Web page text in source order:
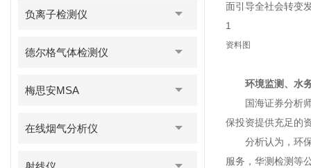
负离子检测仪
德尔格气体检测仪
梅思安MSA
在线烟气分析仪
面引导全社会转变
1
资料图
环境监测、水
国海证券分析师
保投资提供充足的
分析认为，环保
服务，华测检测等